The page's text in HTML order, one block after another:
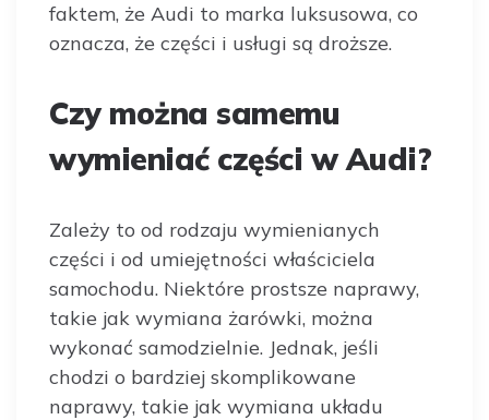
faktem, że Audi to marka luksusowa, co
oznacza, że części i usługi są droższe.
Czy można samemu
wymieniać części w Audi?
Zależy to od rodzaju wymienianych
części i od umiejętności właściciela
samochodu. Niektóre prostsze naprawy,
takie jak wymiana żarówki, można
wykonać samodzielnie. Jednak, jeśli
chodzi o bardziej skomplikowane
naprawy, takie jak wymiana układu